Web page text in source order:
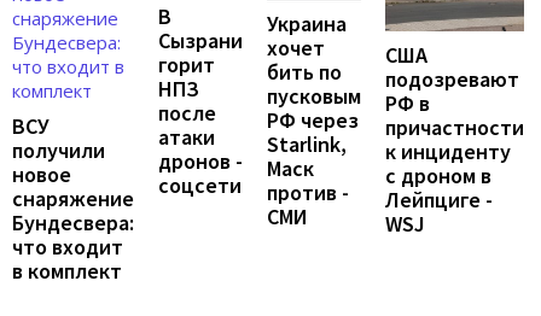
ВСУ
получили
новое
снаряжение
Бундесвера:
что входит
в комплект
В
Сызрани
горит
НПЗ
после
атаки
дронов -
соцсети
Украина
хочет
бить по
пусковым
РФ через
Starlink,
Маск
против -
СМИ
США
подозревают
РФ в
причастности
к инциденту
с дроном в
Лейпциге -
WSJ